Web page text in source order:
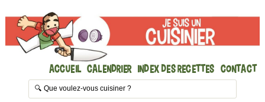
Accueil Calendrier Index des recettes Contact